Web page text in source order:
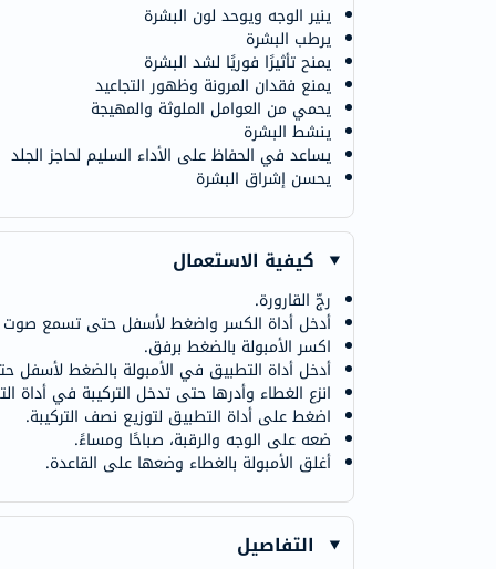
ينير الوجه ويوحد لون البشرة
يرطب البشرة
يمنح تأثيرًا فوريًا لشد البشرة
يمنع فقدان المرونة وظهور التجاعيد
يحمي من العوامل الملوثة والمهيجة
ينشط البشرة
يساعد في الحفاظ على الأداء السليم لحاجز الجلد
يحسن إشراق البشرة
كيفية الاستعمال
رجّ القارورة.
أدخل أداة الكسر واضغط لأسفل حتى تسمع
اكسر الأمبولة بالضغط برفق.
أدخل أداة التطبيق في الأمبولة بالضغط لأسفل
انزع الغطاء وأدرها حتى تدخل التركيبة في أداة
اضغط على أداة التطبيق لتوزيع نصف التركيبة.
ضعه على الوجه والرقبة، صباحًا ومساءً.
أغلق الأمبولة بالغطاء وضعها على القاعدة.
التفاصيل